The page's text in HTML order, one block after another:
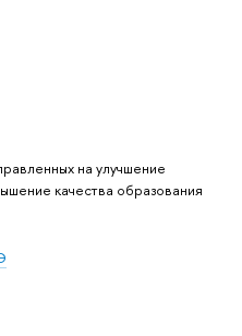
на улучшение
качества образования